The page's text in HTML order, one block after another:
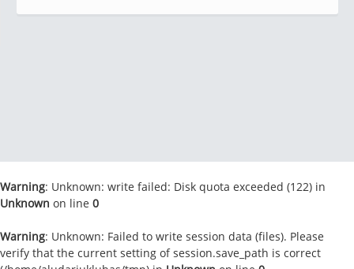
Warning: Unknown: write failed: Disk quota exceeded (122) in
Unknown on line 0
Warning: Unknown: Failed to write session data (files). Please
verify that the current setting of session.save_path is correct